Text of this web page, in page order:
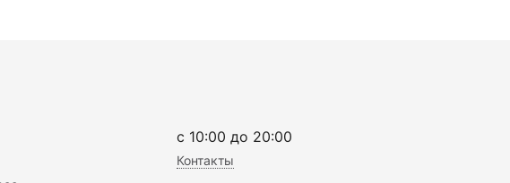
c 10:00 до 20:00
Контакты